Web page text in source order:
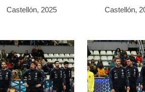
Castellón, 2025 Castellón,